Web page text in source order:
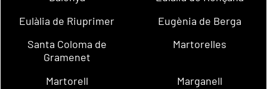
Eulàlia de Riuprimer
Eugènia de Berga
Santa Coloma de
Gramenet
Martorelles
Martorell
Marganell